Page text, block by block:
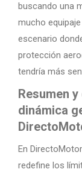
buscando una
mucho
escenario
protección
tendría más
Resumen
dinámica
En
redefine los